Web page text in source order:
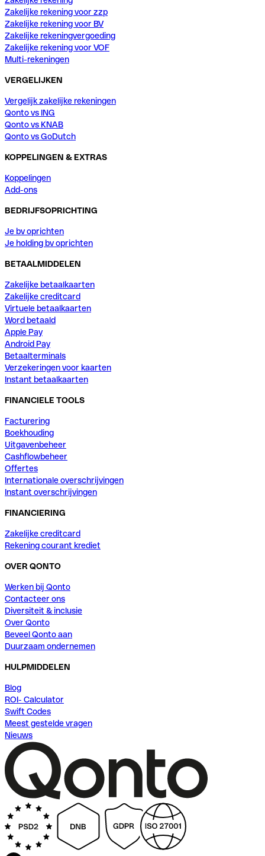
Zakelijke rekening voor zzp
Zakelijke rekening voor BV
Zakelijke rekeningvergoeding
Zakelijke rekening voor VOF
Multi-rekeningen
VERGELIJKEN
Vergelijk zakelijke rekeningen
Qonto vs ING
Qonto vs KNAB
Qonto vs GoDutch
KOPPELINGEN & EXTRAS
Koppelingen
Add-ons
BEDRIJFSOPRICHTING
Je bv oprichten
Je holding bv oprichten
BETAALMIDDELEN
Zakelijke betaalkaarten
Zakelijke creditcard
Virtuele betaalkaarten
Word betaald
Apple Pay
Android Pay
Betaalterminals
Verzekeringen voor kaarten
Instant betaalkaarten
FINANCIELE TOOLS
Facturering
Boekhouding
Uitgavenbeheer
Cashflowbeheer
Offertes
Internationale overschrijvingen
Instant overschrijvingen
FINANCIERING
Zakelijke creditcard
Rekening courant krediet
OVER QONTO
Werken bij Qonto
Contacteer ons
Diversiteit & inclusie
Over Qonto
Beveel Qonto aan
Duurzaam ondernemen
HULPMIDDELEN
Blog
ROI- Calculator
Swift Codes
Meest gestelde vragen
Nieuws